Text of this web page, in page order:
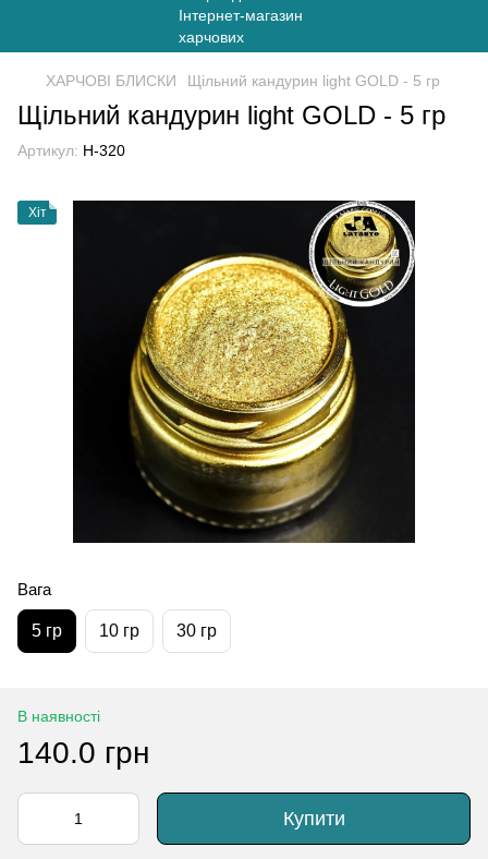
ХАРЧОВІ БЛИСКИ Щільний кандурин light GOLD - 5 гр
Щільний кандурин light GOLD - 5 гр
Артикул: H-320
Хіт
Вага
5 гр 10 гр 30 гр
В наявності
140.0 грн
Купити